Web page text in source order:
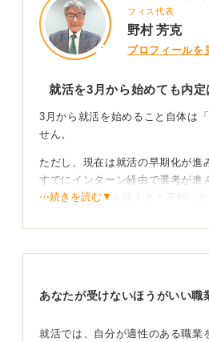
フィス代表
野村 芳克
プロフィールを
就活を3月から始めても内
3月から就活を始めること自体は
せん。
ただし、現在は就活の早期化が進
すでにインターン経由で選考が進
く準備せず3月を迎えると不利に
まずは自己分析と並行して業界
⋯続きを読む▼
あなたが受けないほうがいい職
就活では、自分が適性のある職業